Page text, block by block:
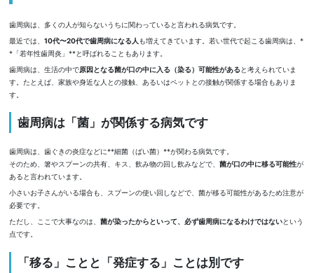
歯周病は、多くの人が知らないうちに関わっていると言われる病気です。
最近では、10代〜20代で歯周病になる人 も増えてきています。若い世代で起こる歯周病は、*
*「若年性歯周炎」**と呼ばれることもあります。
歯周病は、生活の中で原因となる菌が口の中に入る（染る）可能性がある と考えられていま
す。たとえば、家族や身近な人との接触、あるいはペットとの接触が関係する場合もありま
す。
歯周病は「菌」が関係する病気です
歯周病は、歯ぐきの炎症などに**細菌（ばい菌）**が関わる病気です。
そのため、箸やスプーンの共有、キス、飲み物の回し飲みなどで、菌が口の中に移る可能性が
あると言われています。
小さいお子さんがいる場合も、スプーンの使い回しなどで、菌が移る可能性があるため注意が
必要です。
ただし、ここで大事なのは、菌が染ったからといって、必ず歯周病になるわけではないという
点です。
「移る」ことと「発症する」ことは別です